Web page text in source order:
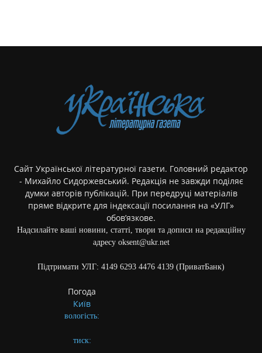
Сайт Української літературної газети. Головний редактор
- Михайло Сидоржевський. Редакція не завжди поділяє
думки авторів публікацій. При передруці матеріалів
пряме відкрите для індексації посилання на «УЛГ»
обов’язкове.
Надсилайте ваші новини, статті, твори та дописи на редакційну
адресу oksent@ukr.net
Підтримати УЛГ: 4149 6293 4476 4139 (ПриватБанк)
Погода
Київ
вологість:
тиск: